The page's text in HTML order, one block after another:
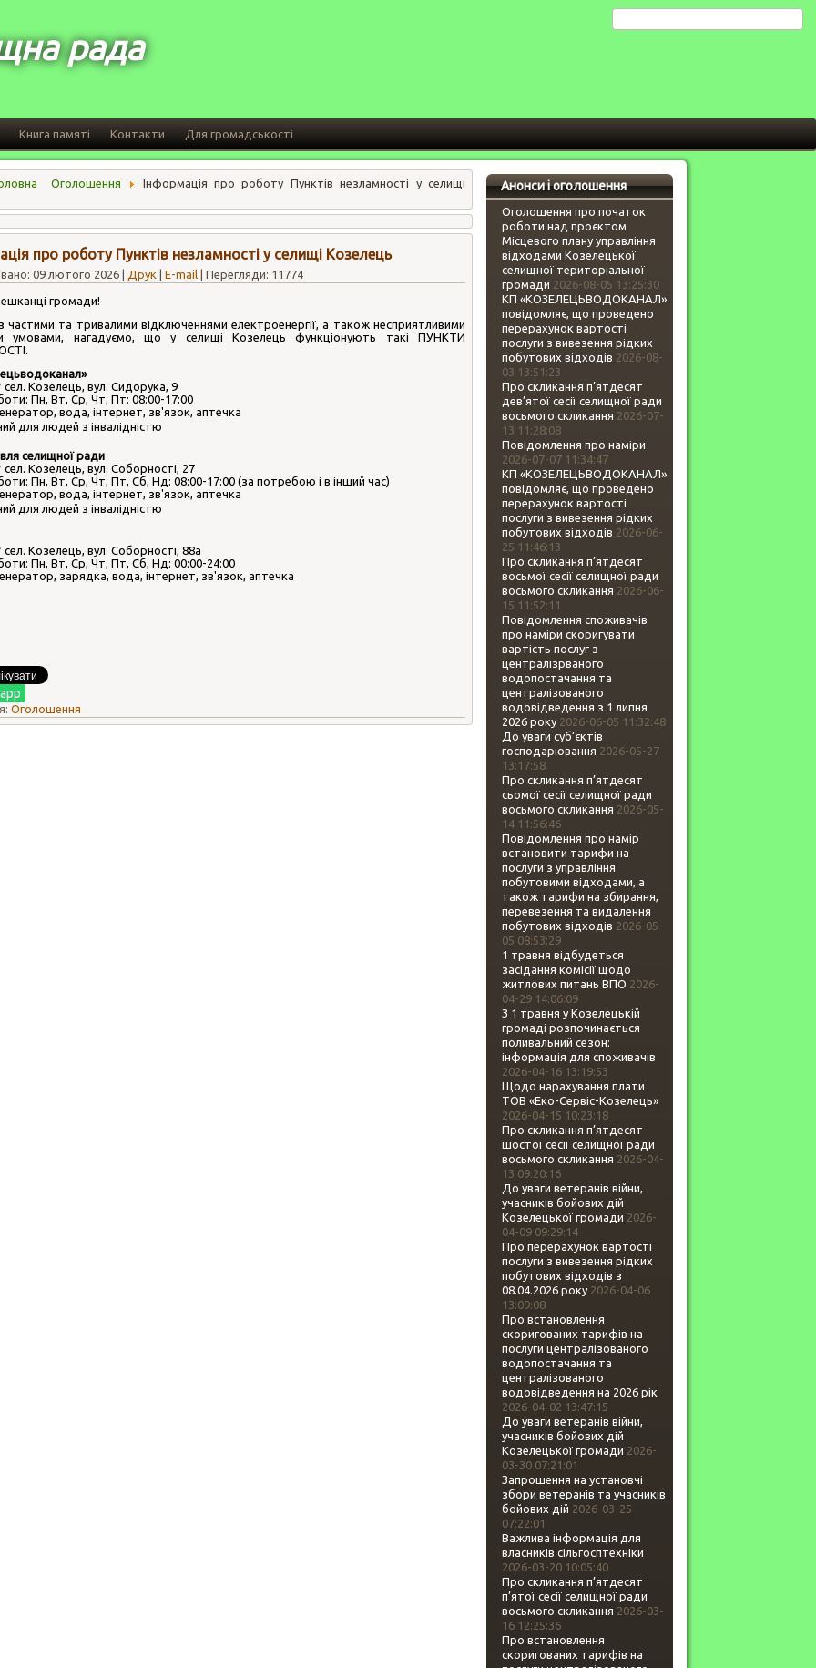
рада
Книга памяті Контакти Для громадськості
Оголошення
Інформація про роботу Пунктів незламності у селищі
про роботу Пунктів незламності у селищі Козелець
09 лютого 2026 Друк E-mail Перегляди: 11774
громади!
частими та тривалими відключеннями електроенергії, а також несприятливими
умовами, нагадуємо, що у селищі Козелець функціонують такі ПУНКТИ
Козелець, вул. Сидорука, 9
Пн, Вт, Ср, Чт, Пт: 08:00-17:00
вода, інтернет, зв'язок, аптечка
для людей з інвалідністю
селищної ради
Козелець, вул. Соборності, 27
Пн, Вт, Ср, Чт, Пт, Сб, Нд: 08:00-17:00 (за потребою і в інший час)
вода, інтернет, зв'язок, аптечка
для людей з інвалідністю
Козелець, вул. Соборності, 88а
Пн, Вт, Ср, Чт, Пт, Сб, Нд: 00:00-24:00
зарядка, вода, інтернет, зв'язок, аптечка
Оголошення
Анонси і оголошення
Оголошення про початок
роботи над проєктом
Місцевого плану управління
відходами Козелецької
селищної територіальної
громади 2026-08-05 13:25:30
КП «КОЗЕЛЕЦЬВОДОКАНАЛ»
повідомляє, що проведено
перерахунок вартості
послуги з вивезення рідких
побутових відходів 2026-08-
03 13:51:23
Про скликання п’ятдесят
дев’ятої сесії селищної ради
восьмого скликання 2026-07-
13 11:28:08
Повідомлення про наміри
2026-07-07 11:34:47
КП «КОЗЕЛЕЦЬВОДОКАНАЛ»
повідомляє, що проведено
перерахунок вартості
послуги з вивезення рідких
побутових відходів 2026-06-
25 11:46:13
Про скликання п’ятдесят
восьмої сесії селищної ради
восьмого скликання 2026-06-
15 11:52:11
Повідомлення споживачів
про наміри скоригувати
вартість послуг з
централізрваного
водопостачання та
централізованого
водовідведення з 1 липня
2026 року 2026-06-05 11:32:48
До уваги суб’єктів
господарювання 2026-05-27
13:17:58
Про скликання п’ятдесят
сьомої сесії селищної ради
восьмого скликання 2026-05-
14 11:56:46
Повідомлення про намір
встановити тарифи на
послуги з управління
побутовими відходами, а
також тарифи на збирання,
перевезення та видалення
побутових відходів 2026-05-
05 08:53:29
1 травня відбудеться
засідання комісії щодо
житлових питань ВПО 2026-
04-29 14:06:09
З 1 травня у Козелецькій
громаді розпочинається
поливальний сезон:
інформація для споживачів
2026-04-16 13:19:53
Щодо нарахування плати
ТОВ «Еко-Сервіс-Козелець»
2026-04-15 10:23:18
Про скликання п’ятдесят
шостої сесії селищної ради
восьмого скликання 2026-04-
13 09:20:16
До уваги ветеранів війни,
учасників бойових дій
Козелецької громади 2026-
04-09 09:29:14
Про перерахунок вартості
послуги з вивезення рідких
побутових відходів з
08.04.2026 року 2026-04-06
13:09:08
Про встановлення
скоригованих тарифів на
послуги централізованого
водопостачання та
централізованого
водовідведення на 2026 рік
2026-04-02 13:47:15
До уваги ветеранів війни,
учасників бойових дій
Козелецької громади 2026-
03-30 07:21:01
Запрошення на установчі
збори ветеранів та учасників
бойових дій 2026-03-25
07:22:01
Важлива інформація для
власників сільгосптехніки
2026-03-20 10:05:40
Про скликання п’ятдесят
п’ятої сесії селищної ради
восьмого скликання 2026-03-
16 12:25:36
Про встановлення
скоригованих тарифів на